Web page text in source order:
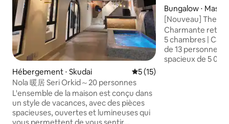
Hébergement ⋅ Skudai Évaluation moyenne sur la
5 (15)
Nola 暖居 Seri Orkid～20 personnes
L'ensemble de la maison est conçu dans
un style de vacances, avec des pièces
spacieuses, ouvertes et lumineuses qui
Bungalow ⋅ Masai
[Nouveau] The
5 chambres –
billard
Charmante
5 chambres |
de 13 personnes Située sur un terrain
spacieux de 5